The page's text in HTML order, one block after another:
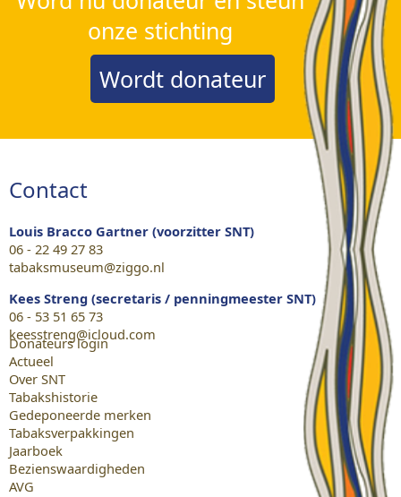
onze stichting
Wordt donateur
Contact
Louis Bracco Gartner (voorzitter SNT)
06 - 22 49 27 83
tabaksmuseum@ziggo.nl
Kees Streng (secretaris / penningmeester SNT)
06 - 53 51 65 73
keesstreng@icloud.com
Donateurs login
Actueel
Over SNT
Tabakshistorie
Gedeponeerde merken
Tabaksverpakkingen
Jaarboek
Bezienswaardigheden
AVG